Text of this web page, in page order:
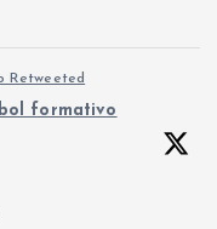
Retweeted
formativo